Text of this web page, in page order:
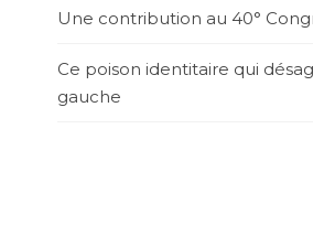
Une contribution au 40°
Ce poison identitaire qui
gauche